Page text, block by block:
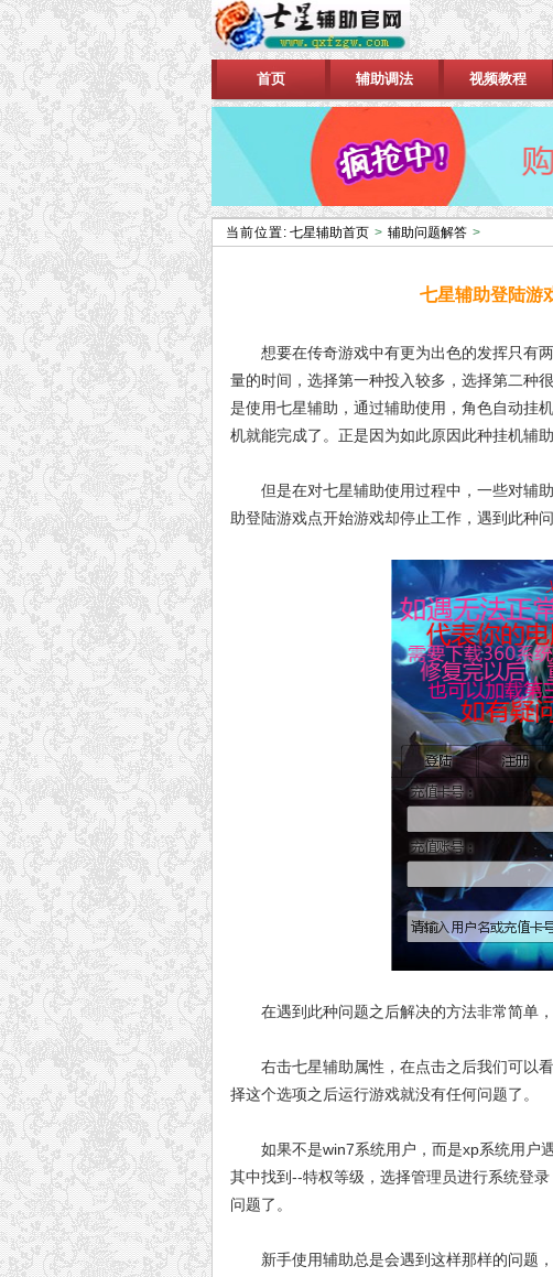
首页 辅助调法 视频教程
当前位置: 七星辅助首页 > 辅助问题解答 >
七星辅助登陆游
想要在传奇游戏中有更为出色的发挥只有两
量的时间，选择第一种投入较多，选择第二种
是使用七星辅助，通过辅助使用，角色自动挂
机就能完成了。正是因为如此原因此种挂机辅
但是在对七星辅助使用过程中，一些对辅助
助登陆游戏点开始游戏却停止工作，遇到此种
在遇到此种问题之后解决的方法非常简单，
右击七星辅助属性，在点击之后我们可以看
择这个选项之后运行游戏就没有任何问题了。
如果不是win7系统用户，而是xp系统用户
其中找到--特权等级，选择管理员进行系统登
问题了。
新手使用辅助总是会遇到这样那样的问题，